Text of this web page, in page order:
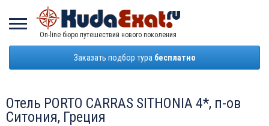
On-line бюро путешествий нового поколения
Заказать подбор тура бесплатно
Отель PORTO CARRAS SITHONIA 4*, п-ов
Ситония, Греция